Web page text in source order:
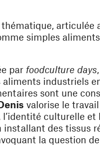
articulée
simples
par foodculture days
industriels
sont une
valorise le
culturelle
installant des tissus
la question